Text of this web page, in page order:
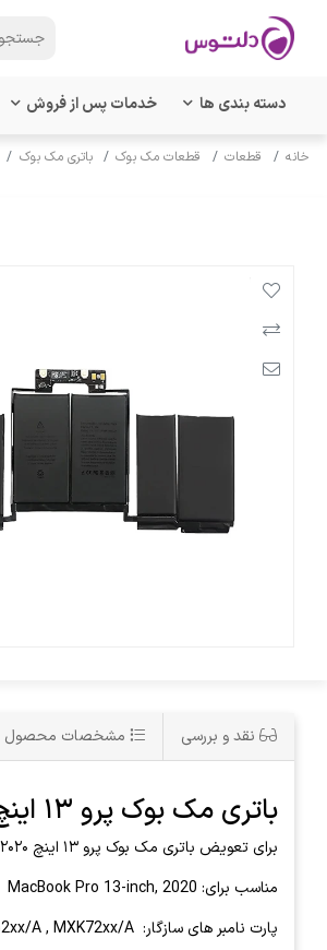
دسته بندی ها خدمات پس از فروش
خانه قطعات قطعات مک بوک باتری مک بوک
نقد و بررسی مشخصات محصول
باتری مک بوک پرو ۱۳ اینچ ۲۰۲۰ مدل A2251 - مدل باتری A1964
برای تعویض باتری مک بوک پرو ۱۳ اینچ ۲۰۲۰ مدل A2251 - مدل باتری A1964 و یا
مناسب برای: MacBook Pro 13-inch, 2020
پارت نامبر های سازگار: MXK32xx/A , MXK52xx/A , MXK62xx/A , MXK72xx/A